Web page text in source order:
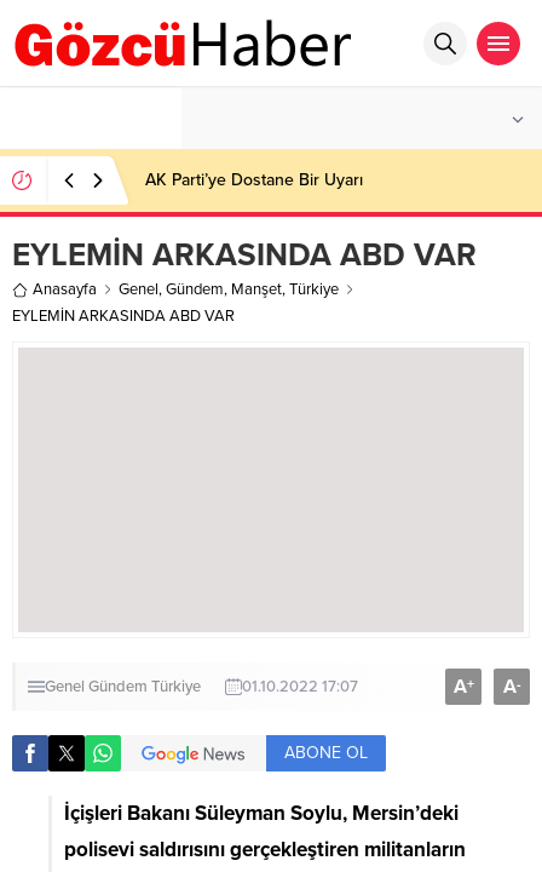
AK Parti’ye Dostane Bir Uyarı
EYLEMİN ARKASINDA ABD VAR
Anasayfa Genel,Gündem, Manşet,Türkiye
EYLEMİN ARKASINDA ABD VAR
Genel Gündem Türkiye 01.10.2022 17:07 A+ A-
ABONE OL
İçişleri Bakanı Süleyman Soylu, Mersin’deki
polisevi saldırısını gerçekleştiren militanların